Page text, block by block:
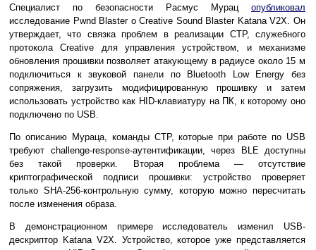
Специалист по безопасности Расмус Мурац опубликовал
исследование Pwnd Blaster о Creative Sound Blaster Katana V2X. Он
утверждает, что связка проблем в реализации CTP, служебного
протокола Creative для управления устройством, и механизме
обновления прошивки позволяет атакующему в радиусе около 15 м
подключиться к звуковой панели по Bluetooth Low Energy без
сопряжения, загрузить модифицированную прошивку и затем
использовать устройство как HID-клавиатуру на ПК, к которому оно
подключено по USB.
По описанию Мураца, команды CTP, которые при работе по USB
требуют challenge-response-аутентификации, через BLE доступны
без такой проверки. Вторая проблема — отсутствие
криптографической подписи прошивки: устройство проверяет
только SHA-256-контрольную сумму, которую можно пересчитать
после изменения образа.
В демонстрационном примере исследователь изменил USB-
дескриптор Katana V2X. Устройство, которое уже представляется